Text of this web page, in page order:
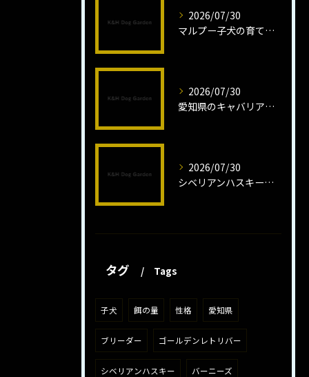
2026/07/30
マルプー子犬の育て方と魅力解説
2026/07/30
愛知県のキャバリア子犬の魅力秘話
2026/07/30
シベリアンハスキー子犬の魅力と飼育法
タグ Tags
子犬 餌の量 性格 愛知県
ブリーダー ゴールデンレトリバー
シベリアンハスキー バーニーズ